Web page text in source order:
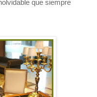
que siempre